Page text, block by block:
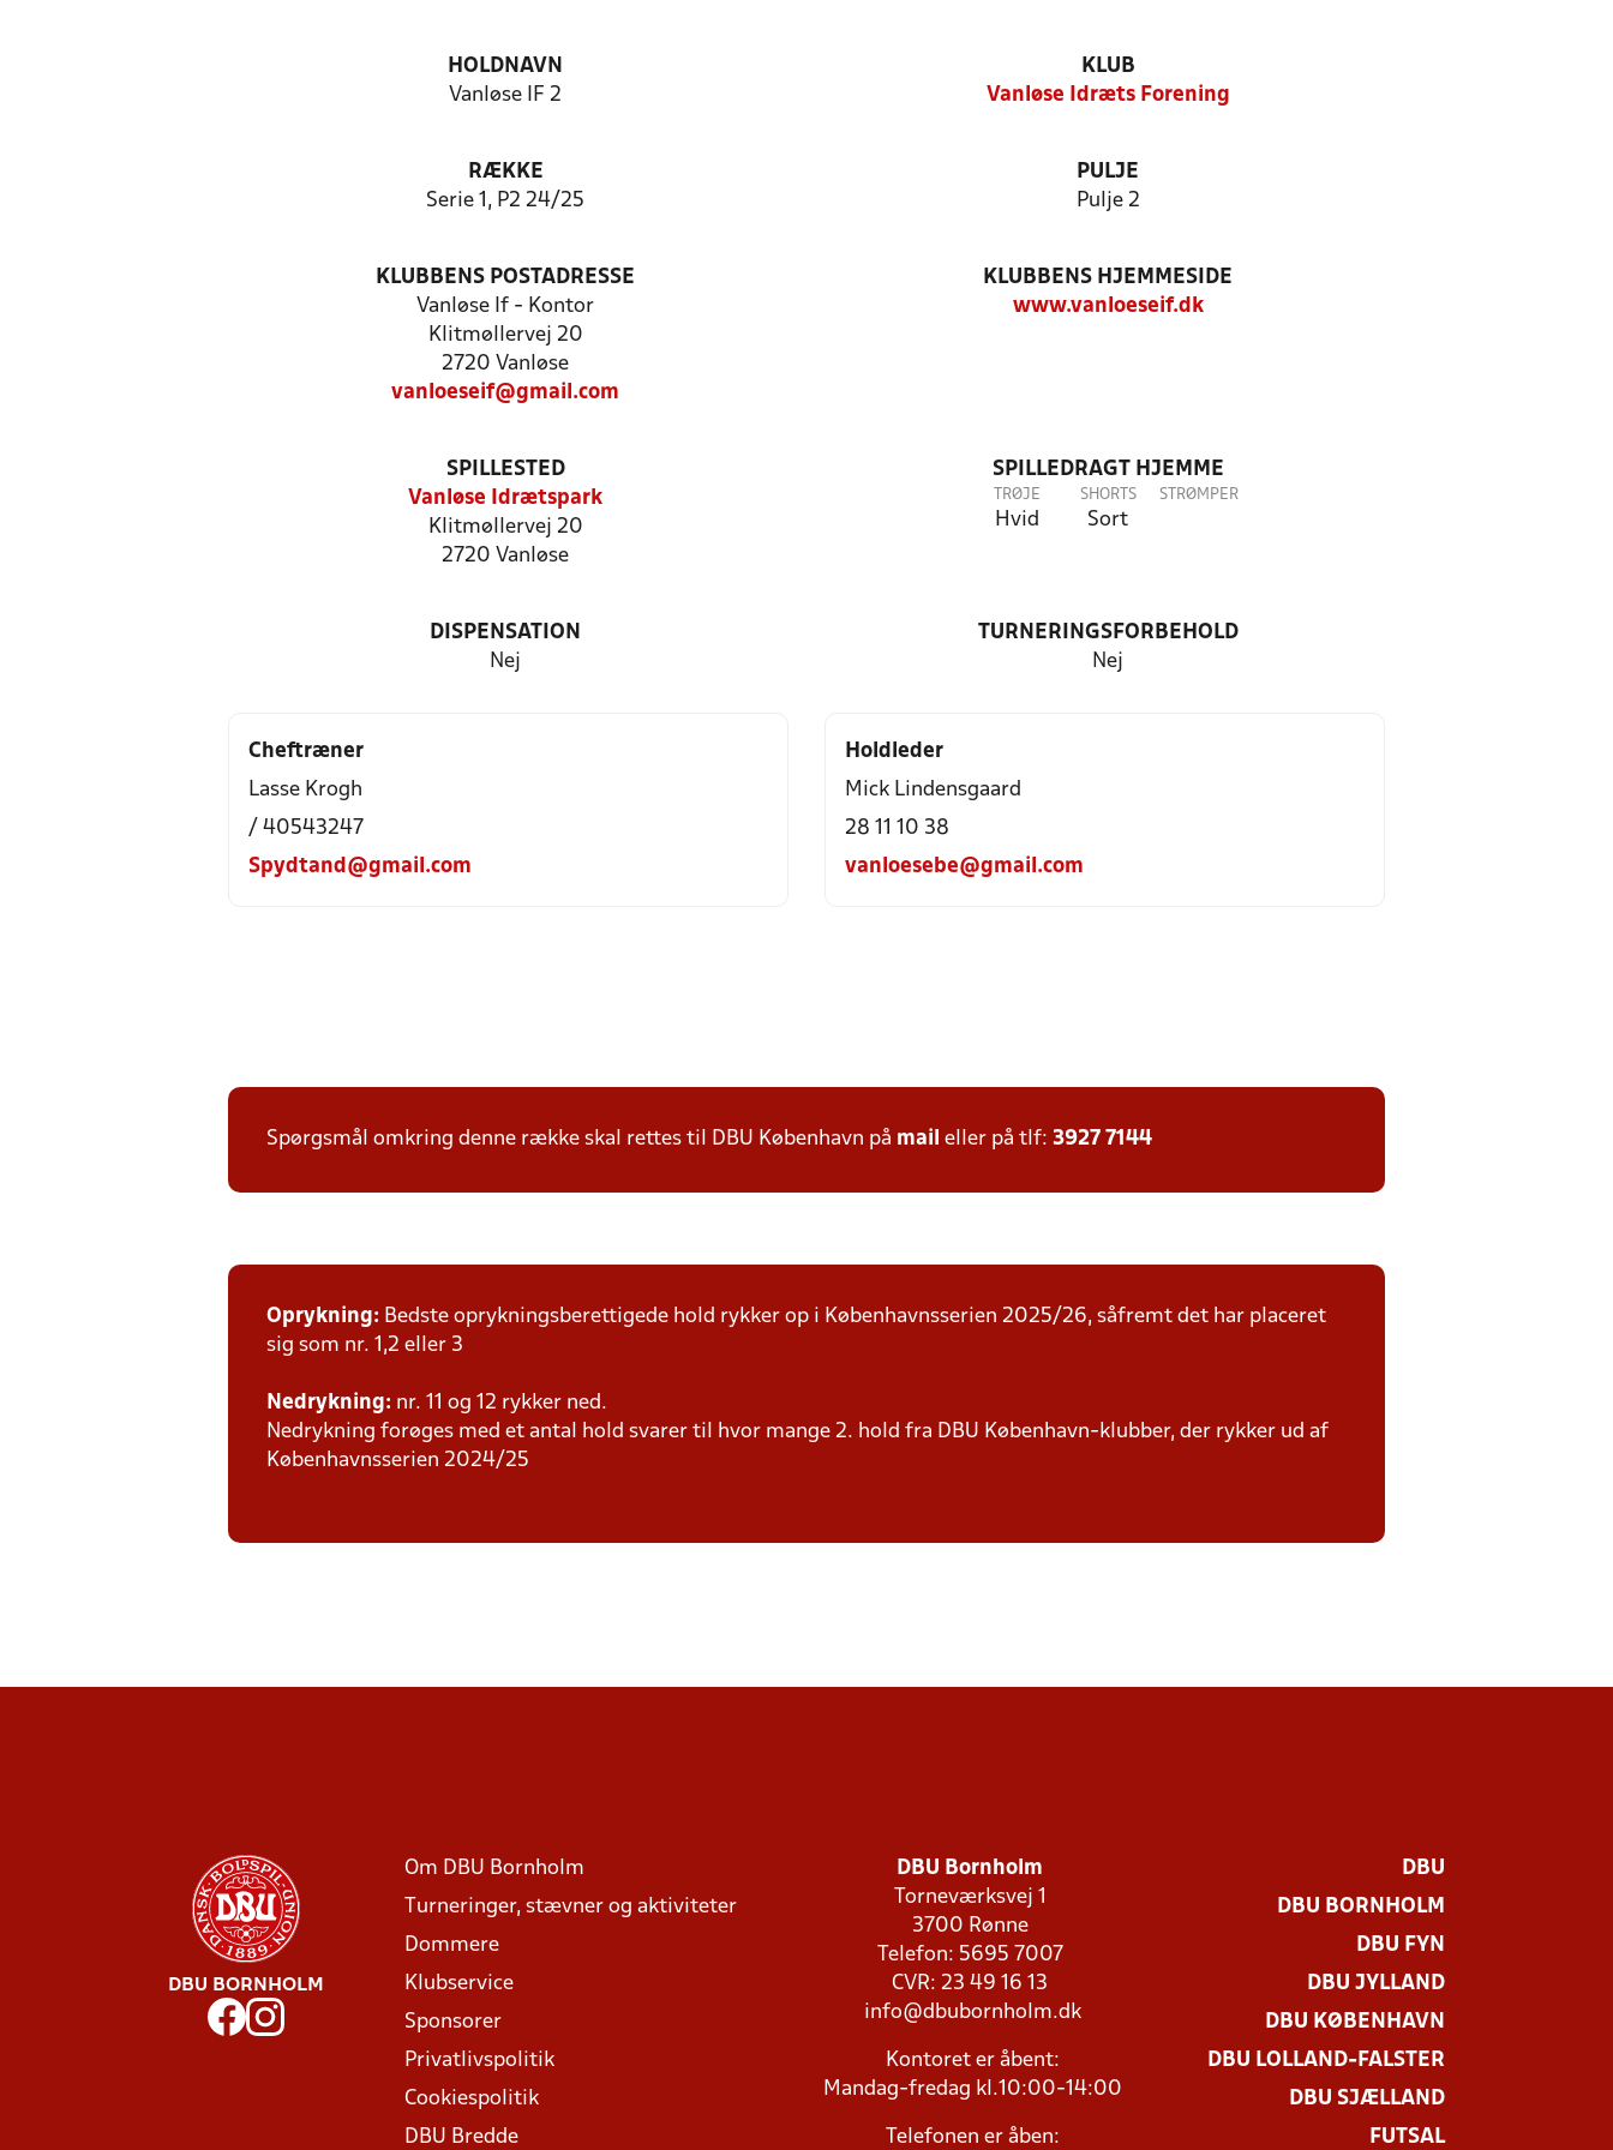
HOLDNAVN
Vanløse IF 2
KLUB
Vanløse Idræts Forening
RÆKKE
Serie 1, P2 24/25
PULJE
Pulje 2
KLUBBENS POSTADRESSE
Vanløse If - Kontor
Klitmøllervej 20
2720 Vanløse
vanloeseif@gmail.com
KLUBBENS HJEMMESIDE
www.vanloeseif.dk
SPILLESTED
Vanløse Idrætspark
Klitmøllervej 20
2720 Vanløse
SPILLEDRAGT HJEMME
TRØJE
Hvid
SHORTS
Sort
STRØMPER
DISPENSATION
Nej
TURNERINGSFORBEHOLD
Nej
Cheftræner
Lasse Krogh
/ 40543247
Spydtand@gmail.com
Holdleder
Mick Lindensgaard
28 11 10 38
vanloesebe@gmail.com
Spørgsmål omkring denne række skal rettes til DBU København på mail eller på tlf: 3927 7144
Oprykning: Bedste oprykningsberettigede hold rykker op i Københavnsserien 2025/26, såfremt det har placeret
sig som nr. 1,2 eller 3
Nedrykning: nr. 11 og 12 rykker ned.
Nedrykning forøges med et antal hold svarer til hvor mange 2. hold fra DBU København-klubber, der rykker ud af
Københavnsserien 2024/25
DBU BORNHOLM
Om DBU Bornholm
Turneringer, stævner og aktiviteter
Dommere
Klubservice
Sponsorer
Privatlivspolitik
Cookiespolitik
DBU Bredde
DBU Bornholm
Torneværksvej 1
3700 Rønne
Telefon: 5695 7007
CVR: 23 49 16 13
info@dbubornholm.dk
Kontoret er åbent:
Mandag-fredag kl.10:00-14:00
Telefonen er åben:
DBU
DBU BORNHOLM
DBU FYN
DBU JYLLAND
DBU KØBENHAVN
DBU LOLLAND-FALSTER
DBU SJÆLLAND
FUTSAL